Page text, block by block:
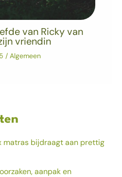
van Ricky van
vriendin
/ Algemeen
matras bijdraagt aan prettig
aanpak en